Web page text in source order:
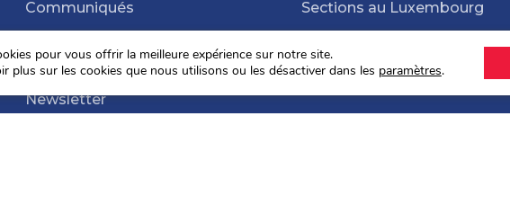
Communiqués
Médiathèque
Newsletter
Sections au Luxembourg
ONG Solidarité Syndicale
pour vous offrir la meilleure expérience sur notre site.
plus sur les cookies que nous utilisons ou les désactiver dans les paramètres.